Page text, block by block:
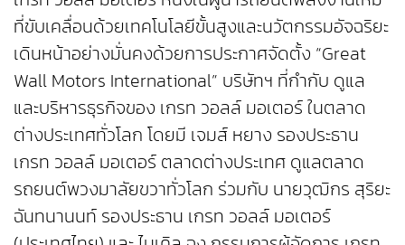
ที่ขับเคลื่อนด้วยเทคโนโลยีขั้นสูงและนวัตกรรมอัจฉริยะ
เดินหน้าอย่างมั่นคงด้วยการประกาศจัดตั้ง “Great
Wall Motors International” บริษัทฯ ที่กำกับ ดูแล
และบริหารธุรกิจของ เกรท วอลล์ มอเตอร์ ในตลาด
ต่างประเทศทั่วโลก โดยมี เจมส์ หยาง รองประธาน
เกรท วอลล์ มอเตอร์ ตลาดต่างประเทศ ดูแลตลาด
รถยนต์พวงมาลัยขวาทั่วโลก ร่วมกับ นายวุฒิกร สุริยะ
ฉันทนานนท์ รองประธาน เกรท วอลล์ มอเตอร์